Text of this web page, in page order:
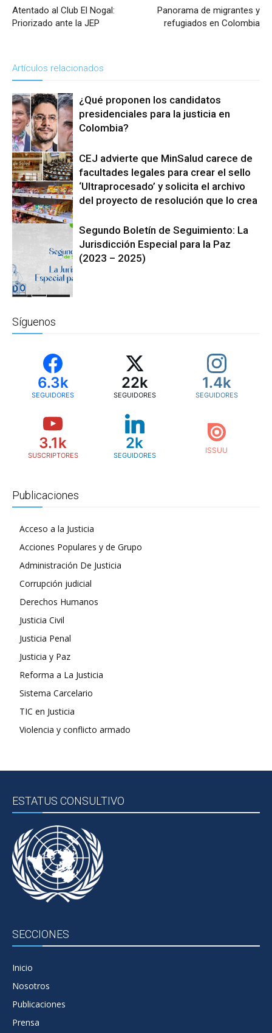
Atentado al Club El Nogal:
Priorizado ante la JEP
Panorama de migrantes y
refugiados en Colombia
Artículos relacionados
Acceso a la
Justicia
¿Qué proponen los candidatos
presidenciales para la justicia en
Colombia?
CEJ advierte que MinSalud carece de
facultades legales para crear el sello
‘Ultraprocesado’ y solicita el archivo
del proyecto de resolución que lo crea
Acceso a la
Segundo Boletín de Seguimiento: La
Jurisdicción Especial para la Paz
(2023 – 2025)
Síguenos
6.3k
SEGUIDORES
22k
SEGUIDORES
1.4k
SEGUIDORES
3.1k
SUSCRIPTORES
2k
SEGUIDORES
Publicaciones
Acceso a la Justicia
Acciones Populares y de Grupo
Administración De Justicia
Corrupción judicial
Derechos Humanos
Justicia Civil
Justicia Penal
Justicia y Paz
Reforma a La Justicia
Sistema Carcelario
TIC en Justicia
Violencia y conflicto armado
ESTATUS CONSULTIVO
SECCIONES
Inicio
Nosotros
Publicaciones
Prensa